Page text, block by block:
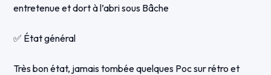
entretenue et dort à l’abri sous Bâche
✅ État général
Très bon état, jamais tombée quelques Poc sur rétro et